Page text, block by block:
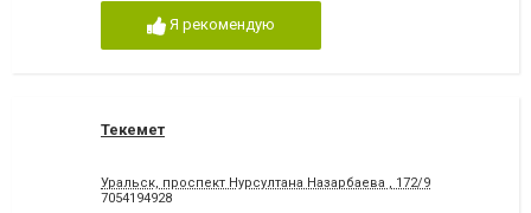
Я рекомендую
Текемет
Уральск, проспект Нурсултана Назарбаева , 172/9
7054194928